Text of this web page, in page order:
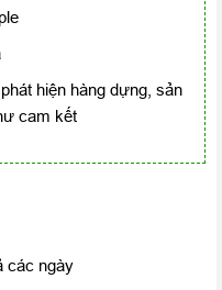
hiện hàng dựng, sản
cam kết
các ngày